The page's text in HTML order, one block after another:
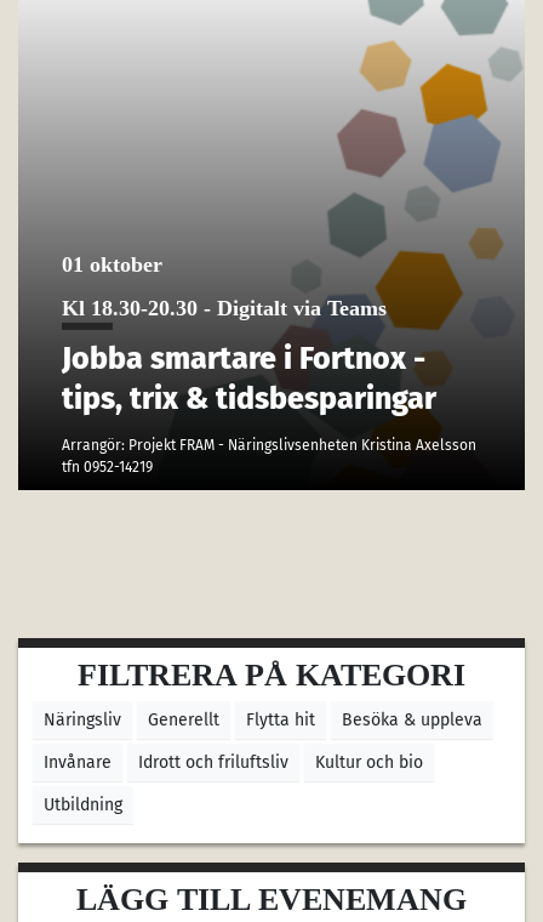
01 oktober
Kl 18.30-20.30 - Digitalt via Teams
Jobba smartare i Fortnox -
tips, trix & tidsbesparingar
Arrangör: Projekt FRAM - Näringslivsenheten Kristina Axelsson
tfn 0952-14219
FILTRERA PÅ KATEGORI
Näringsliv Generellt Flytta hit Besöka & uppleva
Invånare Idrott och friluftsliv Kultur och bio
Utbildning
LÄGG TILL EVENEMANG